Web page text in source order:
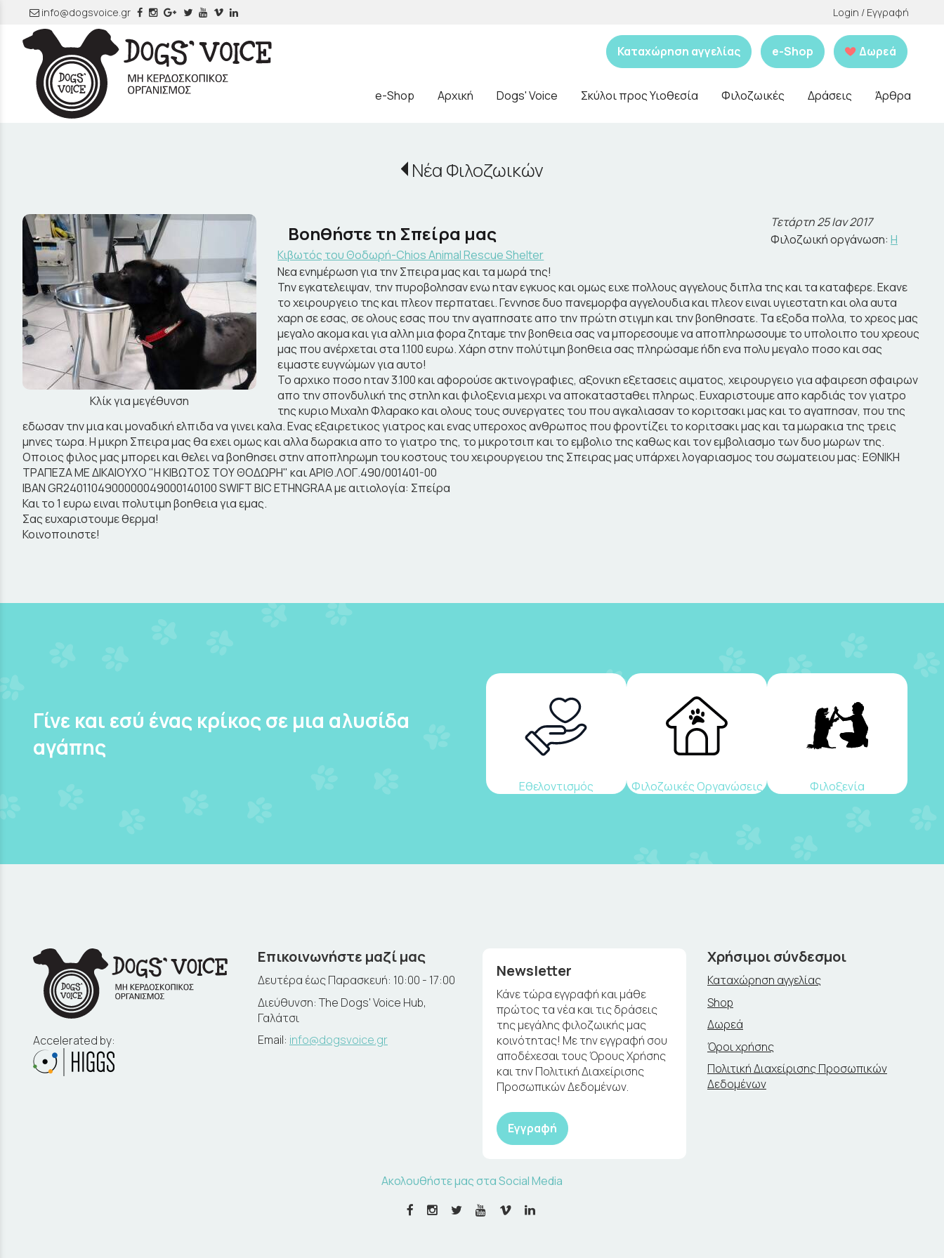
info@dogsvoice.gr Login / Εγγραφή
Καταχώρηση αγγελίας e-Shop Δωρεά
e-Shop Αρχική Dogs' Voice Σκύλοι προς Υιοθεσία Φιλοζωικές Δράσεις Άρθρα
Νέα Φιλοζωικών
Κλίκ για μεγέθυνση
Βοηθήστε τη Σπείρα μας
Τετάρτη 25 Ιαν 2017
Φιλοζωική οργάνωση: Η
Κιβωτός του Θοδωρή-Chios Animal Rescue Shelter
Νεα ενημέρωση για την Σπειρα μας και τα μωρά της!
Την εγκατελειψαν, την πυροβολησαν ενω ηταν εγκυος και ομως ειχε πολλους αγγελους διπλα της και τα καταφερε. Εκανε
το χειρουργειο της και πλεον περπαταει. Γεννησε δυο πανεμορφα αγγελουδια και πλεον ειναι υγιεστατη και ολα αυτα
χαρη σε εσας, σε ολους εσας που την αγαπησατε απο την πρώτη στιγμη και την βοηθησατε. Τα εξοδα πολλα, το χρεος μας
μεγαλο ακομα και για αλλη μια φορα ζηταμε την βοηθεια σας να μπορεσουμε να αποπληρωσουμε το υπολοιπο του χρεους
μας που ανέρχεται στα 1.100 ευρω. Χάρη στην πολύτιμη βοηθεια σας πληρώσαμε ήδη ενα πολυ μεγαλο ποσο και σας
ειμαστε ευγνώμων για αυτο!
Το αρχικο ποσο ηταν 3.100 και αφορούσε ακτινογραφιες, αξονικη εξετασεις αιματος, χειρουργειο για αφαιρεση σφαιρων
απο την σπονδυλική της στηλη και φιλοξενια μεχρι να αποκατασταθει πληρως. Ευχαριστουμε απο καρδιάς τον γιατρο
της κυριο Μιχαλη Φλαρακο και ολους τους συνεργατες του που αγκαλιασαν το κοριτσακι μας και το αγαπησαν, που της
εδωσαν την μια και μοναδική ελπιδα να γινει καλα. Ενας εξαιρετικος γιατρος και ενας υπεροχος ανθρωπος που φροντίζει το κοριτσακι μας και τα μωρακια της τρεις
μηνες τωρα. Η μικρη Σπειρα μας θα εχει ομως και αλλα δωρακια απο το γιατρο της, το μικροτσιπ και το εμβολιο της καθως και τον εμβολιασμο των δυο μωρων της.
Οποιος φιλος μας μπορει και θελει να βοηθησει στην αποπληρωμη του κοστους του χειρουργειου της Σπειρας μας υπάρχει λογαριασμος του σωματειου μας: ΕΘΝΙΚΗ
ΤΡΑΠΕΖΑ ΜΕ ΔΙΚΑΙΟΥΧΟ "Η ΚΙΒΩΤΟΣ ΤΟΥ ΘΟΔΩΡΗ" και ΑΡΙΘ.ΛΟΓ.490/001401-00
IBAN GR2401104900000049000140100 SWIFT BIC ETHNGRAA με αιτιολογία: Σπείρα
Και το 1 ευρω ειναι πολυτιμη βοηθεια για εμας.
Σας ευχαριστουμε θερμα!
Κοινοποιηστε!
Γίνε και εσύ ένας κρίκος σε μια αλυσίδα
αγάπης
Εθελοντισμός Φιλοζωικές Οργανώσεις Φιλοξενία
Accelerated by:
Επικοινωνήστε μαζί μας
Δευτέρα έως Παρασκευή: 10:00 - 17:00
Διεύθυνση: The Dogs' Voice Hub,
Γαλάτσι
Email: info@dogsvoice.gr
Newsletter
Κάνε τώρα εγγραφή και μάθε
πρώτος τα νέα και τις δράσεις
της μεγάλης φιλοζωικής μας
κοινότητας! Με την εγγραφή σου
αποδέχεσαι τους Όρους Χρήσης
και την Πολιτική Διαχείρισης
Προσωπικών Δεδομένων.
Εγγραφή
Χρήσιμοι σύνδεσμοι
Καταχώρηση αγγελίας
Shop
Δωρεά
Όροι χρήσης
Πολιτική Διαχείρισης Προσωπικών
Δεδομένων
Ακολουθήστε μας στα Social Media